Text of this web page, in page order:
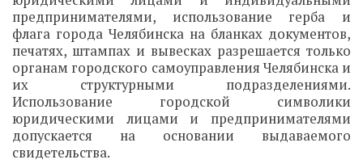
предпринимателями, использование герба и
флага города Челябинска на бланках документов,
печатях, штампах и вывесках разрешается только
органам городского самоуправления Челябинска и
их структурными подразделениями.
Использование городской символики
юридическими лицами и предпринимателями
допускается на основании выдаваемого
свидетельства.